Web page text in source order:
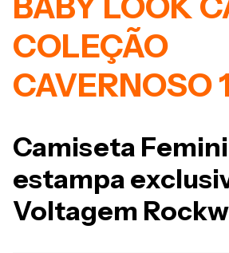
COLEÇÃO
CAVERNOSO
Camiseta
estampa
Voltagem